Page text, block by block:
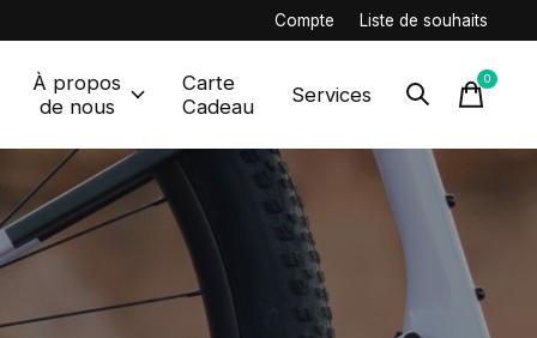
Compte Liste de souhaits
À propos
de nous
Carte
Cadeau
Services
0items